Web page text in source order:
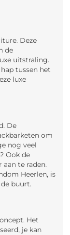
Deze
de
uitstraling.
tussen het
luxe
De
om
nog veel
Ook de
aan te raden.
Heerlen, is
buurt.
Het
je kan